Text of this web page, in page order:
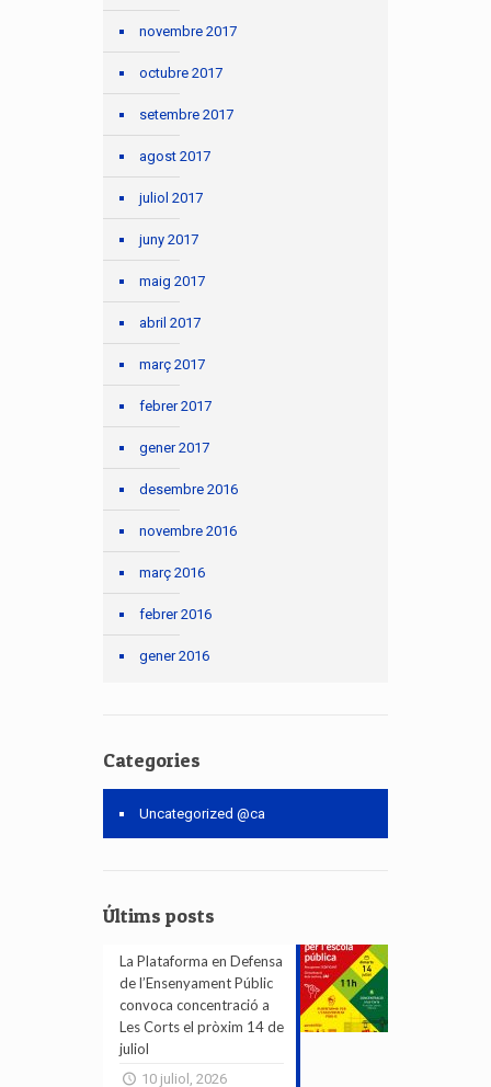
novembre 2017
octubre 2017
setembre 2017
agost 2017
juliol 2017
juny 2017
maig 2017
abril 2017
març 2017
febrer 2017
gener 2017
desembre 2016
novembre 2016
març 2016
febrer 2016
gener 2016
Categories
Uncategorized @ca
Últims posts
La Plataforma en Defensa
de l’Ensenyament Públic
convoca concentració a
Les Corts el pròxim 14 de
juliol
10 juliol, 2026